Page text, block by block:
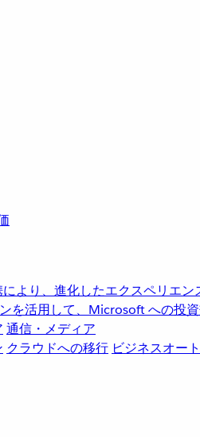
より、進化したエクスペリエ
を活用して、Microsoft への投資
通信・メディア
クラウドへの移行 ビジネスオー